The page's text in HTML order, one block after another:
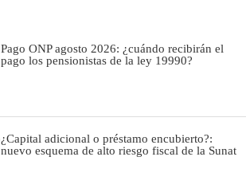
Pago ONP agosto 2026: ¿cuándo recibirán el
pago los pensionistas de la ley 19990?
¿Capital adicional o préstamo encubierto?:
nuevo esquema de alto riesgo fiscal de la Sunat